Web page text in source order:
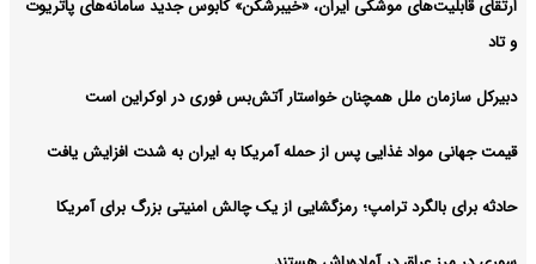
ارتقای قابلیت‌های موشکی ایران، «خیبرشکن» کابوس جدید سامانه‌های پاتریوت
و تاد
دبیرکل سازمان ملل همچنان خواستار آتش‌بس فوری در اوکراین است
قیمت جهانی مواد غذایی پس از حمله آمریکا به ایران به شدت افزایش یافت
حادثه برای بالگرد ترامپ؛ رمزگشایی از یک چالش امنیتی بزرگ برای آمریکا